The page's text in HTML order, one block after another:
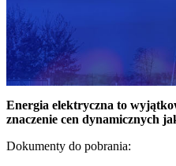
Energia elektryczna to
znaczenie cen dynamicznych
Dokumenty do pobrania: